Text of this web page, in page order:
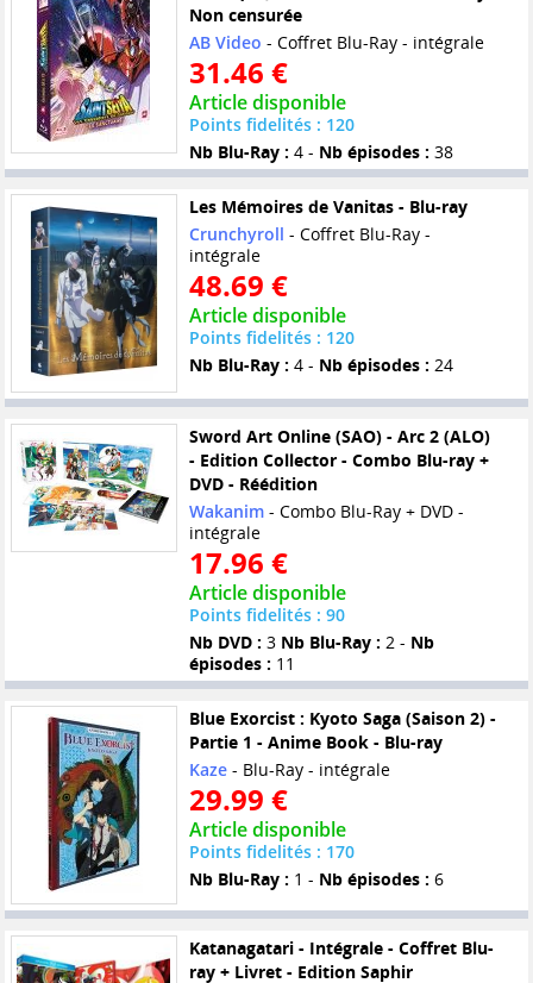
Non censurée
AB Video - Coffret Blu-Ray - intégrale
31.46 €
Article disponible
Points fidelités : 120
Nb Blu-Ray : 4 - Nb épisodes : 38
Les Mémoires de Vanitas - Blu-ray
Crunchyroll - Coffret Blu-Ray -
intégrale
48.69 €
Article disponible
Points fidelités : 120
Nb Blu-Ray : 4 - Nb épisodes : 24
Sword Art Online (SAO) - Arc 2 (ALO)
- Edition Collector - Combo Blu-ray +
DVD - Réédition
Wakanim- Combo Blu-Ray + DVD -
intégrale
17.96 €
Article disponible
Points fidelités : 90
Nb DVD : 3 Nb Blu-Ray : 2 - Nb
épisodes : 11
Blue Exorcist : Kyoto Saga (Saison 2) -
Partie 1 - Anime Book - Blu-ray
Kaze- Blu-Ray - intégrale
29.99 €
Article disponible
Points fidelités : 170
Nb Blu-Ray : 1 - Nb épisodes : 6
Katanagatari - Intégrale - Coffret Blu-
ray + Livret - Edition Saphir